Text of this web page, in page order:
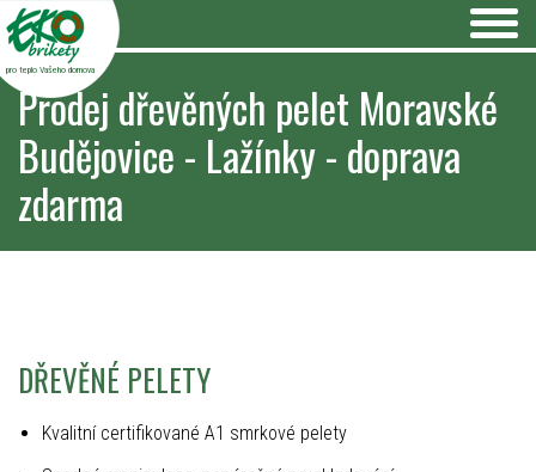
pro teplo Vašeho domova
Prodej dřevěných pelet Moravské
Budějovice - Lažínky - doprava
zdarma
DŘEVĚNÉ PELETY
Kvalitní certifikované A1 smrkové pelety